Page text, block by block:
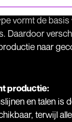
te bouwen.
vormt de basis
Daardoor
naar
productie:
en talen is
terwijl